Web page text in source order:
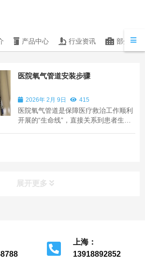
产品中心 行业资讯 部分客户
医院氧气管道安装步骤
2026年 2月 9日 415
医院氧气管道是保障医疗救治工作顺利
开展的“生命线”，直接关系到患者生命
严禁无资...
展开更多
上海：
13918892852